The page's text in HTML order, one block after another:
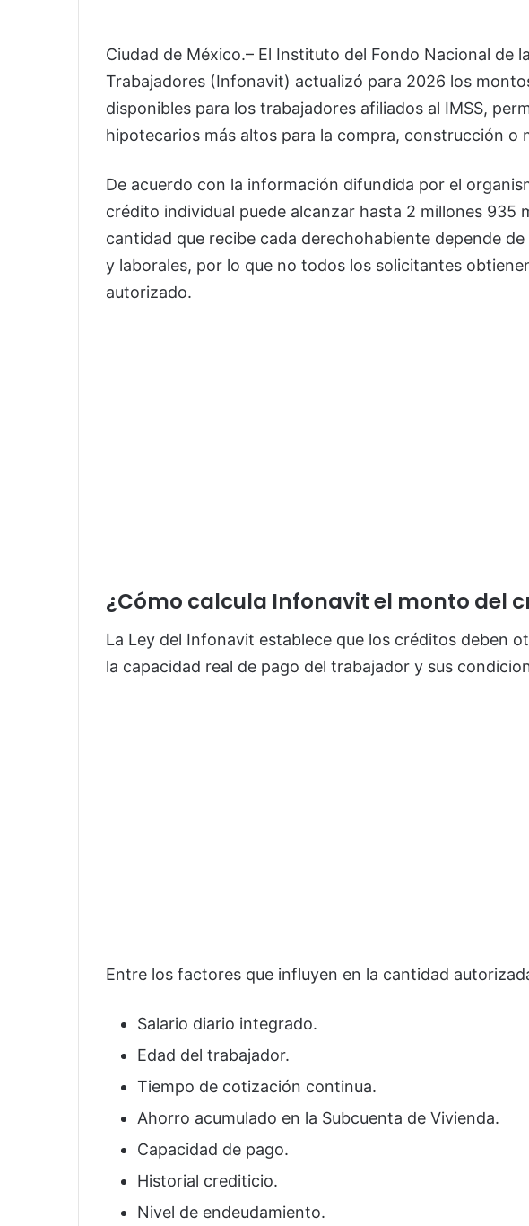
Ciudad de México.– El Instituto del Fondo Nacional de
Trabajadores (Infonavit) actualizó para 2026 los
disponibles para los trabajadores afiliados al IMSS,
hipotecarios más altos para la compra, construcción o
De acuerdo con la información difundida por el
crédito individual puede alcanzar hasta 2 millones 935
cantidad que recibe cada derechohabiente depende
y laborales, por lo que no todos los solicitantes
autorizado.
¿Cómo calcula Infonavit el monto del
La Ley del Infonavit establece que los créditos deben
la capacidad real de pago del trabajador y sus
Entre los factores que influyen en la cantidad
Salario diario integrado.
Edad del trabajador.
Tiempo de cotización continua.
Ahorro acumulado en la Subcuenta de Vivienda.
Capacidad de pago.
Historial crediticio.
Nivel de endeudamiento.